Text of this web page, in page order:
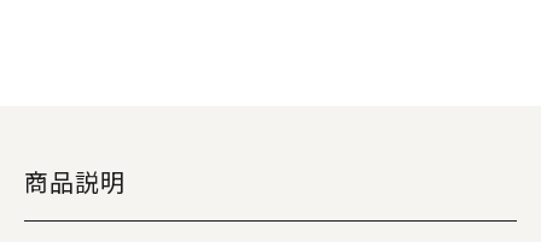
商品説明